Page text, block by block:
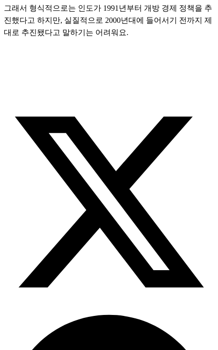
그래서 형식적으로는 인도가 1991년부터 개방 경제 정책을 추
진했다고 하지만, 실질적으로 2000년대에 들어서기 전까지 제
대로 추진됐다고 말하기는 어려워요.